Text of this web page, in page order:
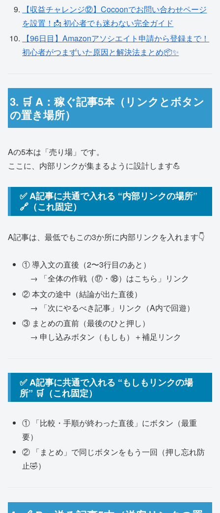
【収益チャレンジ⑫】Cocoonでお問い合わせページ
を設置！📩 初心者でも迷わない完全ガイド
【96日目】Amazonアソシエイト申請から登録まで！
初心者がつまずいた原因と解決法まとめ📦✨
3. 🛒 A：稼ぐ記事5本（リンクとボタン
の置き場所）
Aの5本は「売り場」です。
ここに、内部リンクが集まるように設計します💪
✅ A記事に共通で入れる “内部リンクの場所”
🔗（これ固定）
A記事は、最低でもこの3か所に内部リンクを入れます👇
① 導入文の直後（2〜3行目のあと）
→ 「全体の作戦（⑰・⑱）はこちら」リンク
② 本文の途中（結論が出た直後）
→ 「次にやるべき記事」リンク（A内で回遊）
③ まとめの直前（最後のひと押し）
→ 申し込みボタン（もしも）＋補足リンク
✅ A記事に共通で入れる “もしもリンクの場
所” 🛒（これ固定）
① 「比較・手順が終わった直後」にボタン（最重
要）
② 「まとめ」で同じボタンをもう一回（押し忘れ防
止🤣）